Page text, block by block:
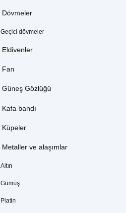
Dövmeler
Geçici dövmeler
Eldivenler
Fan
Güneş Gözlüğü
Kafa bandı
Küpeler
Metaller ve alaşımlar
Altın
Gümüş
Platin